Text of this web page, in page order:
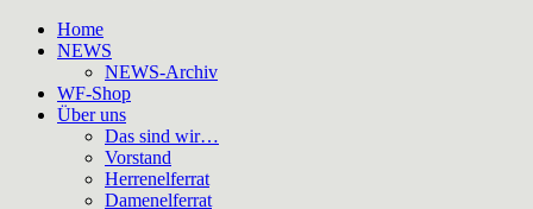
Home
NEWS
NEWS-Archiv
WF-Shop
Über uns
Das sind wir…
Vorstand
Herrenelferrat
Damenelferrat